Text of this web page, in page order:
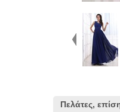
Πελάτες,